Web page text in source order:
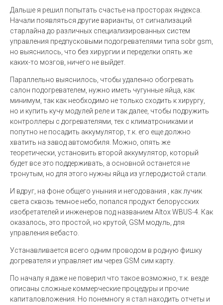
Дальше я решил попытать счастье на просторах яндекса.
Начали появляться другие варианты, от сигнализаций
старлайна до различных специализированных систем
управления предпусковыми подогревателями типа sobr gsm,
но выяснилось, что без хирургии и переделки опять же
каких-то мозгов, ничего не выйдет.
Параллельно выяснилось, чтобы удаленно обогревать
салон подогревателем, нужно иметь чугунные яйца, как
минимум, так как необходимо не только сходить к хирургу,
но и купить кучу модулей реле и так далее, чтобы подружить
контроллеры с догревателями, тех с климатрониками и
попутно не посадить аккумулятор, т.к. его еще должно
хватить на завод автомобиля. Можно, опять же
теоретически, установить второй аккумулятор, который
будет все это поддерживать, а основной останется не
тронутым, но для этого нужны яйца из углеродистой стали.
И вдруг, на фоне общего уныния и негодования , как лучик
света сквозь темное небо, попался продукт белорусских
изобретателей и инженеров под названием Altox WBUS-4. Как
оказалось, это простой, но крутой, GSM модуль, для
управления вебасто.
Устанавливается всего одним проводом в родную фишку
догревателя и управляет им через GSM сим карту.
По началу я даже не поверил что такое возможно, т.к. везде
описаны сложные коммерческие процедуры и прочие
капиталовложения. Но понемногу я стал находить отчеты и